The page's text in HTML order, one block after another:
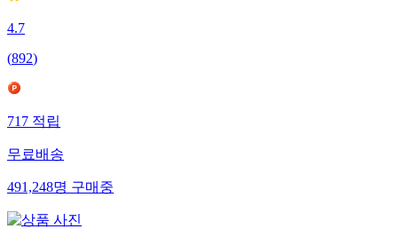
4.7
(892)
717 적립
무료배송
491,248명 구매중